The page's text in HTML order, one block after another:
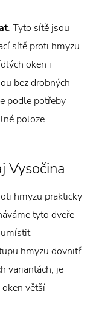
. Tyto sítě jsou
sítě proti hmyzu
oken i
bez drobných
podle potřeby
poloze.
Vysočina
hmyzu prakticky
tyto dveře
hmyzu dovnitř.
variantách, je
větší